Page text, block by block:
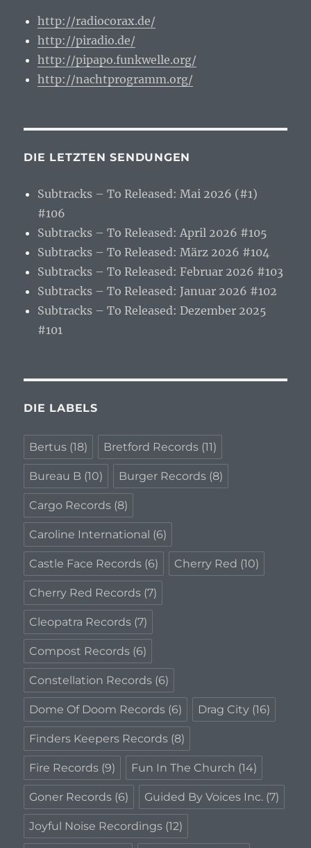
http://radiocorax.de/
http://piradio.de/
http://pipapo.funkwelle.org/
http://nachtprogramm.org/
DIE LETZTEN SENDUNGEN
Subtracks – To Released: Mai 2026 (#1)
#106
Subtracks – To Released: April 2026 #105
Subtracks – To Released: März 2026 #104
Subtracks – To Released: Februar 2026 #103
Subtracks – To Released: Januar 2026 #102
Subtracks – To Released: Dezember 2025
#101
DIE LABELS
Bertus (18) Bretford Records (11)
Bureau B (10) Burger Records (8)
Cargo Records (8)
Caroline International (6)
Castle Face Records (6) Cherry Red (10)
Cherry Red Records (7)
Cleopatra Records (7)
Compost Records (6)
Constellation Records (6)
Dome Of Doom Records (6) Drag City (16)
Finders Keepers Records (8)
Fire Records (9) Fun In The Church (14)
Goner Records (6) Guided By Voices Inc. (7)
Joyful Noise Recordings (12)